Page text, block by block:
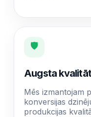
🛡️
Augsta
Mēs izmantojam
konversijas
produkcijas